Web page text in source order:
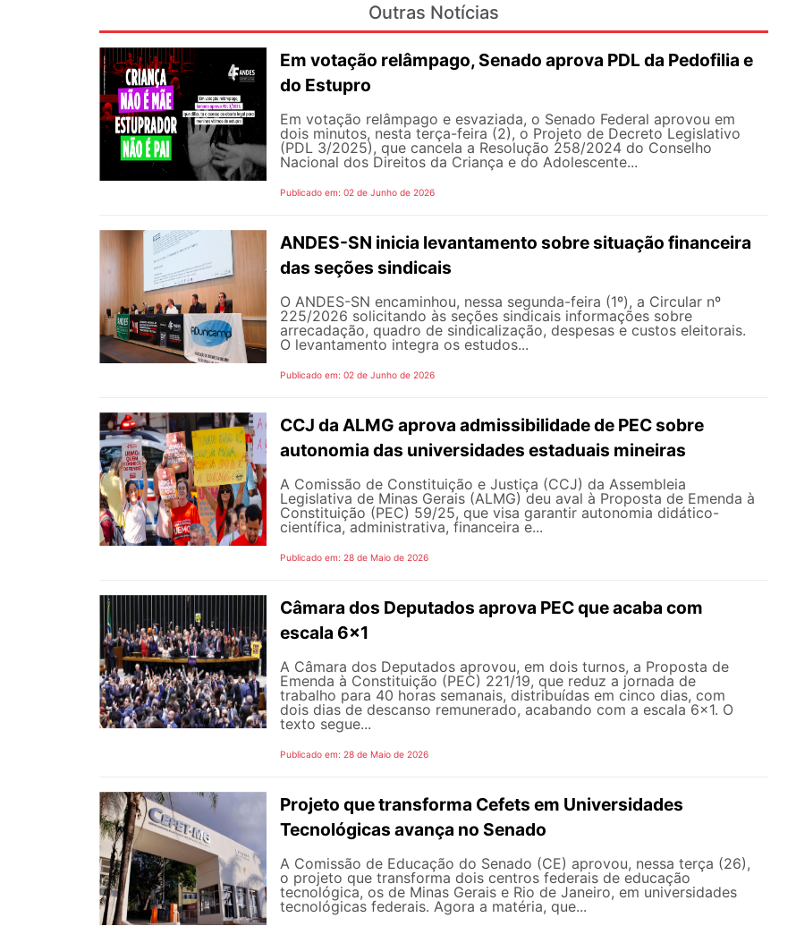
Outras Notícias
Em votação relâmpago, Senado aprova PDL da Pedofilia e
do Estupro
Em votação relâmpago e esvaziada, o Senado Federal aprovou em
dois minutos, nesta terça-feira (2), o Projeto de Decreto Legislativo
(PDL 3/2025), que cancela a Resolução 258/2024 do Conselho
Nacional dos Direitos da Criança e do Adolescente...
Publicado em: 02 de Junho de 2026
ANDES-SN inicia levantamento sobre situação financeira
das seções sindicais
O ANDES-SN encaminhou, nessa segunda-feira (1º), a Circular nº
225/2026 solicitando às seções sindicais informações sobre
arrecadação, quadro de sindicalização, despesas e custos eleitorais.
O levantamento integra os estudos...
Publicado em: 02 de Junho de 2026
CCJ da ALMG aprova admissibilidade de PEC sobre
autonomia das universidades estaduais mineiras
A Comissão de Constituição e Justiça (CCJ) da Assembleia
Legislativa de Minas Gerais (ALMG) deu aval à Proposta de Emenda à
Constituição (PEC) 59/25, que visa garantir autonomia didático-
científica, administrativa, financeira e...
Publicado em: 28 de Maio de 2026
Câmara dos Deputados aprova PEC que acaba com
escala 6x1
A Câmara dos Deputados aprovou, em dois turnos, a Proposta de
Emenda à Constituição (PEC) 221/19, que reduz a jornada de
trabalho para 40 horas semanais, distribuídas em cinco dias, com
dois dias de descanso remunerado, acabando com a escala 6x1. O
texto segue...
Publicado em: 28 de Maio de 2026
Projeto que transforma Cefets em Universidades
Tecnológicas avança no Senado
A Comissão de Educação do Senado (CE) aprovou, nessa terça (26),
o projeto que transforma dois centros federais de educação
tecnológica, os de Minas Gerais e Rio de Janeiro, em universidades
tecnológicas federais. Agora a matéria, que...